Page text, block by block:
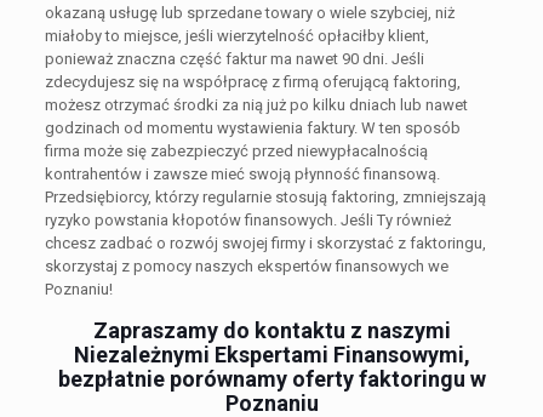
okazaną usługę lub sprzedane towary o wiele szybciej, niż
miałoby to miejsce, jeśli wierzytelność opłaciłby klient,
ponieważ znaczna część faktur ma nawet 90 dni. Jeśli
zdecydujesz się na współpracę z firmą oferującą faktoring,
możesz otrzymać środki za nią już po kilku dniach lub nawet
godzinach od momentu wystawienia faktury. W ten sposób
firma może się zabezpieczyć przed niewypłacalnością
kontrahentów i zawsze mieć swoją płynność finansową.
Przedsiębiorcy, którzy regularnie stosują faktoring, zmniejszają
ryzyko powstania kłopotów finansowych. Jeśli Ty również
chcesz zadbać o rozwój swojej firmy i skorzystać z faktoringu,
skorzystaj z pomocy naszych ekspertów finansowych we
Poznaniu!
Zapraszamy do kontaktu z naszymi
Niezależnymi Ekspertami Finansowymi,
bezpłatnie porównamy oferty faktoringu w
Poznaniu